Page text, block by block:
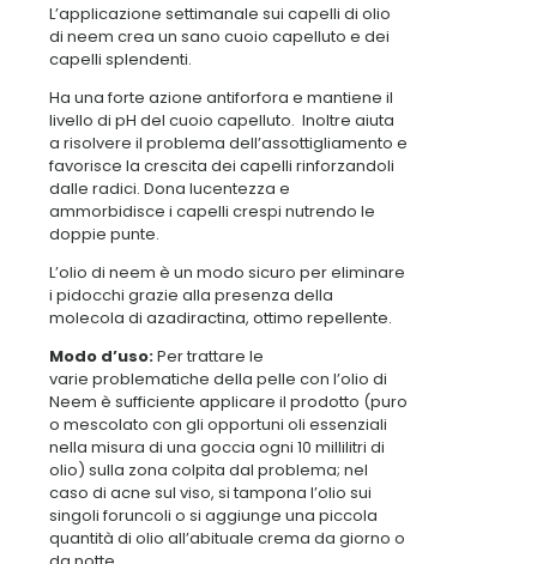
L’applicazione settimanale sui capelli di olio
di neem crea un sano cuoio capelluto e dei
capelli splendenti.
Ha una forte azione antiforfora e mantiene il
livello di pH del cuoio capelluto. Inoltre aiuta
a risolvere il problema dell’assottigliamento e
favorisce la crescita dei capelli rinforzandoli
dalle radici. Dona lucentezza e
ammorbidisce i capelli crespi nutrendo le
doppie punte.
L’olio di neem è un modo sicuro per eliminare
i pidocchi grazie alla presenza della
molecola di azadiractina, ottimo repellente.
Modo d’uso:Per trattare le
varie problematiche della pelle con l’olio di
Neem è sufficiente applicare il prodotto (puro
o mescolato con gli opportuni oli essenziali
nella misura di una goccia ogni 10 millilitri di
olio) sulla zona colpita dal problema; nel
caso di acne sul viso, si tampona l’olio sui
singoli foruncoli o si aggiunge una piccola
quantità di olio all’abituale crema da giorno o